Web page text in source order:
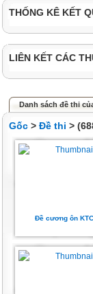
THỐNG KÊ KẾT
LIÊN KẾT CÁC
Danh sách đề thi
Gốc > Đề thi >
Đề cương ôn